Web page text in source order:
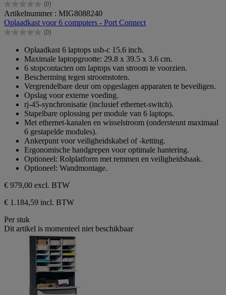
(0)
0.0
van
de
5
Artikelnummer : MIG8088240
Oplaadkast voor 6 computers - Port Connect
(0)
0.0
sterren.
Oplaadkast 6 laptops usb-c 15.6 inch.
Maximale laptopgrootte: 29.8 x 39.5 x 3.6 cm.
6 stopcontacten om laptops van stroom te voorzien.
Bescherming tegen stroomstoten.
Vergrendelbare deur om opgeslagen apparaten te beveiligen.
Opslag voor externe voeding.
rj-45-synchronisatie (inclusief ethernet-switch).
Stapelbare oplossing per module van 6 laptops.
Met ethernet-kanalen en wisselstroom (ondersteunt maximaal
6 gestapelde modules).
Ankerpunt voor veiligheidskabel of -ketting.
Ergonomische handgrepen voor optimale hantering.
Optioneel: Rolplatform met remmen en veiligheidshaak.
Optioneel: Wandmontage.
€ 979,00 excl. BTW
€ 1.184,59 incl. BTW
Per stuk
Dit artikel is momenteel niet beschikbaar